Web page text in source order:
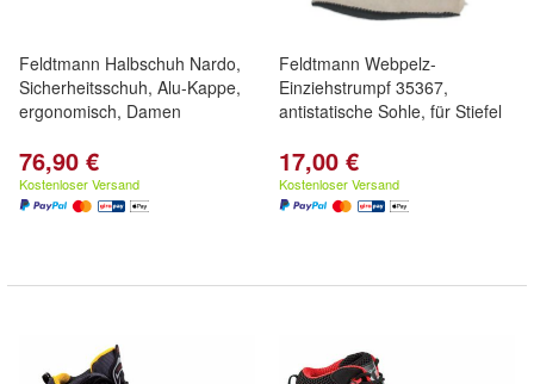
Feldtmann Halbschuh Nardo,
Sicherheitsschuh, Alu-Kappe,
ergonomisch, Damen
76,90 €
Kostenloser Versand
Feldtmann Webpelz-
Einziehstrumpf 35367,
antistatische Sohle, für Stiefel
17,00 €
Kostenloser Versand